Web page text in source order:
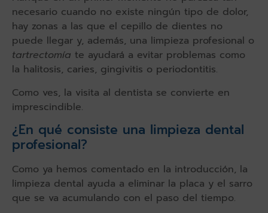
necesario cuando no existe ningún tipo de dolor,
hay zonas a las que el cepillo de dientes no
puede llegar y, además, una limpieza profesional o
tartrectomía te ayudará a evitar problemas como
la halitosis, caries, gingivitis o periodontitis.
Como ves, la visita al dentista se convierte en
imprescindible.
¿En qué consiste una limpieza dental
profesional?
Como ya hemos comentado en la introducción, la
limpieza dental ayuda a eliminar la placa y el sarro
que se va acumulando con el paso del tiempo.